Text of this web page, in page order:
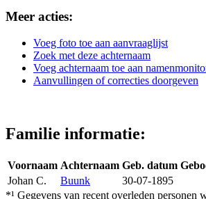
Meer acties:
Voeg foto toe aan aanvraaglijst
Zoek met deze achternaam
Voeg achternaam toe aan
Aanvullingen of correcties doorgeven
Familie informatie:
Voornaam Achternaam Geb. datum
Johan C.
Buunk 30-07-1895
*¹ Gegevens van recent overleden